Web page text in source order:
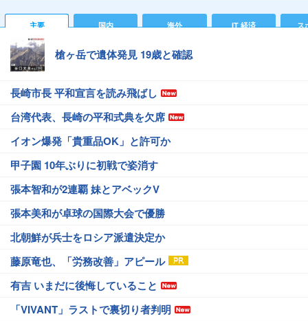
主要 国内 海外 IT 経済 ス
槍ヶ岳で遺体発見 19歳と確認
長崎市長 平和宣言を読み飛ばし
台湾代表、長崎の平和式典を欠席
イオン爆発「貴重品OK」と許可か
甲子園 10年ぶりに初戦で姿消す
張本智和が2連覇 妹とアベックV
張本美和が卓球の国際大会で優勝
北朝鮮が兵士をロシア派遣決定か
藤原竜也、「労務改善」アピール
有吉 いまだに後悔していること
「VIVANT」ラストで裏切り者判明